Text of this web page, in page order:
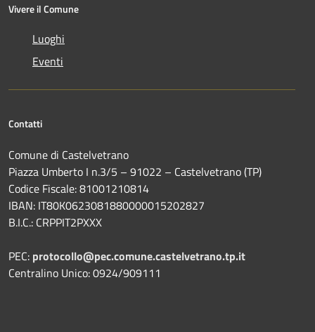
Vivere il Comune
Luoghi
Eventi
Contatti
Comune di Castelvetrano
Piazza Umberto I n.3/5 – 91022 – Castelvetrano (TP)
Codice Fiscale: 81001210814
IBAN: IT80K0623081880000015202827
B.I.C.: CRPPIT2PXXX
PEC: protocollo@pec.comune.castelvetrano.tp.it
Centralino Unico: 0924/909111